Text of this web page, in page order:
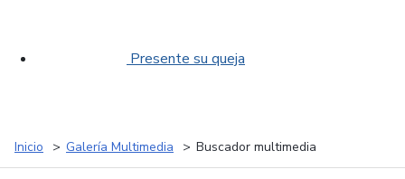
Presente su queja
Inicio Galería Multimedia Buscador multimedia